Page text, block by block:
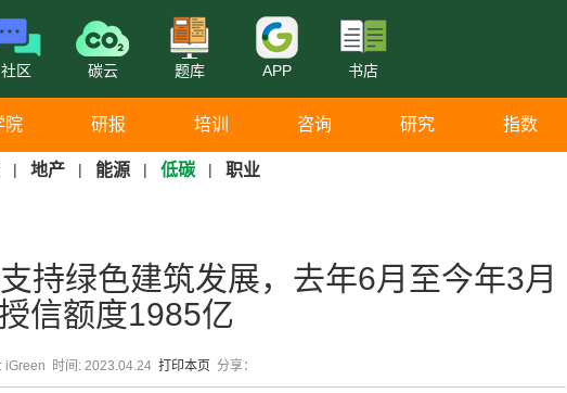
社区 碳云 题库 APP 书店
院 研报 培训 咨询 研究 指数
| 地产 | 能源 | 低碳 |
职业
持绿色建筑发展，去年6月至今年3月
授信额度1985亿
iGreen 时间: 2023.04.24 打印本页分享：